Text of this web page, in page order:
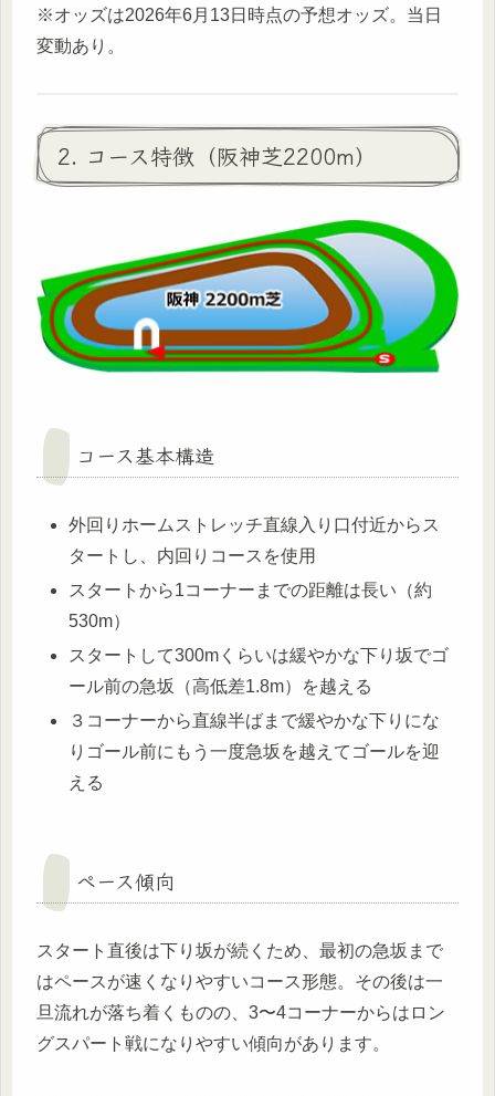
※オッズは2026年6月13日時点の予想オッズ。当日
変動あり。
2. コース特徴（阪神芝2200m）
コース基本構造
外回りホームストレッチ直線入り口付近からス
タートし、内回りコースを使用
スタートから1コーナーまでの距離は長い（約
530m）
スタートして300mくらいは緩やかな下り坂でゴ
ール前の急坂（高低差1.8m）を越える
３コーナーから直線半ばまで緩やかな下りにな
りゴール前にもう一度急坂を越えてゴールを迎
える
ペース傾向
スタート直後は下り坂が続くため、最初の急坂まで
はペースが速くなりやすいコース形態。その後は一
旦流れが落ち着くものの、3〜4コーナーからはロン
グスパート戦になりやすい傾向があります。